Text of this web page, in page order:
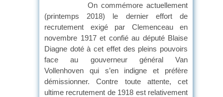
On commémore actuellement
(printemps 2018) le dernier effort de
recrutement exigé par Clemenceau en
novembre 1917 et confié au député Blaise
Diagne doté à cet effet des pleins pouvoirs
face au gouverneur général Van
Vollenhoven qui s’en indigne et préfère
démissionner. Contre toute attente, cet
ultime recrutement de 1918 est relativement